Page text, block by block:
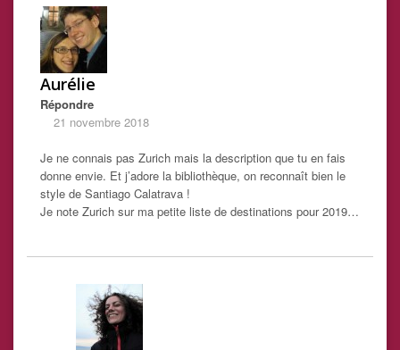
Aurélie
Répondre
21 novembre 2018
Je ne connais pas Zurich mais la description que tu en fais
donne envie. Et j’adore la bibliothèque, on reconnaît bien le
style de Santiago Calatrava !
Je note Zurich sur ma petite liste de destinations pour 2019…